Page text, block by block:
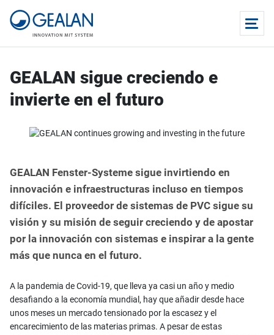
GEALAN sigue creciendo e
invierte en el futuro
GEALAN Fenster-Systeme sigue invirtiendo en
innovación e infraestructuras incluso en tiempos
difíciles. El proveedor de sistemas de PVC sigue su
visión y su misión de seguir creciendo y de apostar
por la innovación con sistemas e inspirar a la gente
más que nunca en el futuro.
A la pandemia de Covid-19, que lleva ya casi un año y medio
desafiando a la economía mundial, hay que añadir desde hace
unos meses un mercado tensionado por la escasez y el
encarecimiento de las materias primas. A pesar de estas